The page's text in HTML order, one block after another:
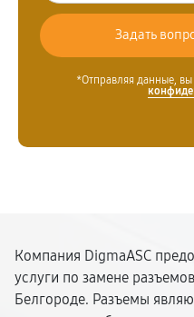
*Отправляя данные, вы
Компания DigmaASC
услуги по замене
Белгороде. Разъемы